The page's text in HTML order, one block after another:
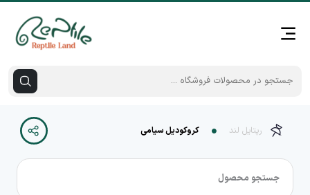
رپتایل لند کروکودیل سیامی
جستجو محصول